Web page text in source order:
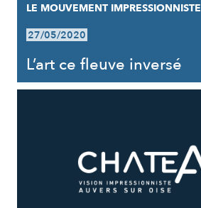
LE MOUVEMENT IMPRESSIONNISTE
27/05/2020
L’art ce fleuve inversé